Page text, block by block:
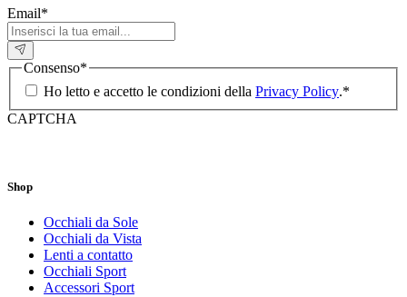
Email*
Consenso*
Ho letto e accetto le condizioni della Privacy Policy.*
CAPTCHA
Shop
Occhiali da Sole
Occhiali da Vista
Lenti a contatto
Occhiali Sport
Accessori Sport